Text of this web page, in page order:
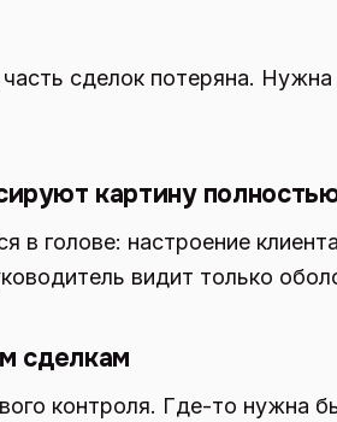
сделок потеряна.
картину
в голове: настроение
видит только
сделкам
контроля. Где-то нужна